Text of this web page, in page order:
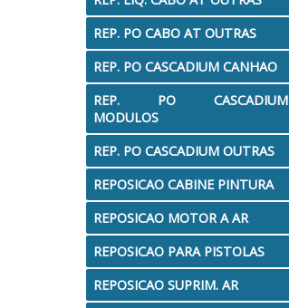
REP. PO CABO AT OUTRAS
REP. PO CASCADIUM CANHAO
REP. PO CASCADIUM
MODULOS
REP. PO CASCADIUM OUTRAS
REPOSICAO CABINE PINTURA
REPOSICAO MOTOR A AR
REPOSICAO PARA PISTOLAS
REPOSICAO SUPRIM. AR